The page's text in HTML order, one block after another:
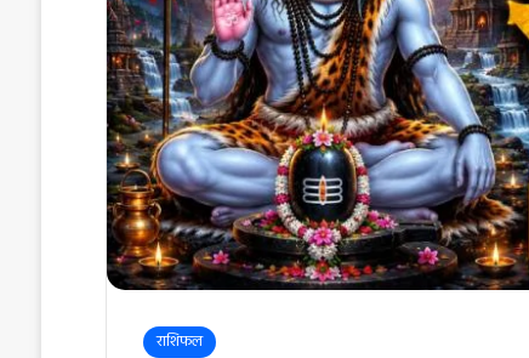
राशिफल